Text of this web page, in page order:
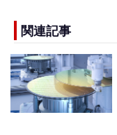
e
b
o
o
k
関連記事